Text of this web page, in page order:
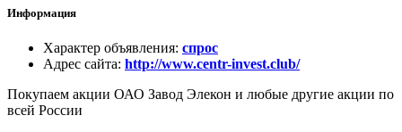
Информация
Характер объявления: спрос
Адрес сайта: http://www.centr-invest.club/
Покупаем акции ОАО Завод Элекон и любые другие акции по
всей России